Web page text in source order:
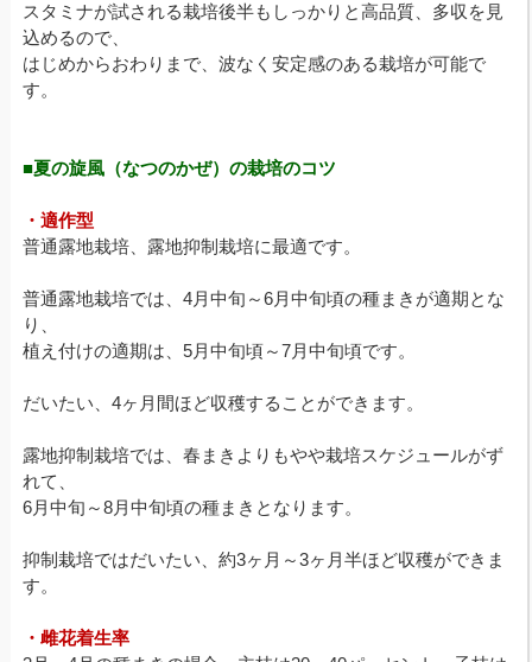
スタミナが試される栽培後半もしっかりと高品質、多収を見
込めるので、
はじめからおわりまで、波なく安定感のある栽培が可能で
す。
■夏の旋風（なつのかぜ）の栽培のコツ
・適作型
普通露地栽培、露地抑制栽培に最適です。
普通露地栽培では、4月中旬～6月中旬頃の種まきが適期とな
り、
植え付けの適期は、5月中旬頃～7月中旬頃です。
だいたい、4ヶ月間ほど収穫することができます。
露地抑制栽培では、春まきよりもやや栽培スケジュールがず
れて、
6月中旬～8月中旬頃の種まきとなります。
抑制栽培ではだいたい、約3ヶ月～3ヶ月半ほど収穫ができま
す。
・雌花着生率